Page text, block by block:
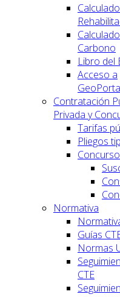
Carbono
Libro del
Acceso a
Contratación
Privada y
Tarifas
Pliegos
Normativa
Guías
Normas
CTE